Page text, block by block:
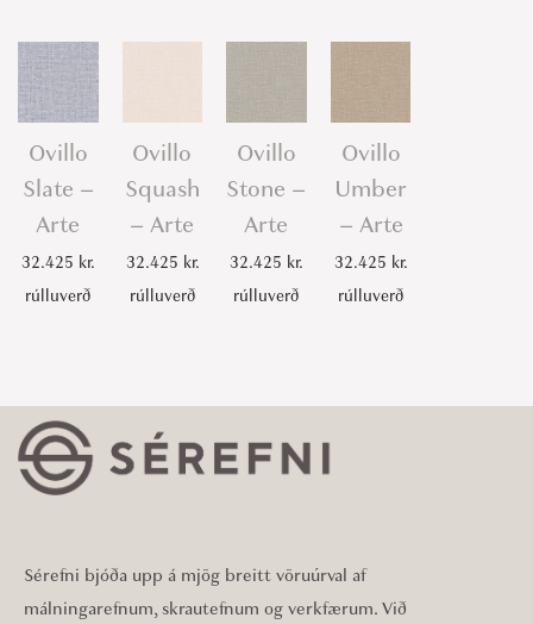
Ovillo
Slate –
Arte
32.425 kr.
rúlluverð
Ovillo
Squash
– Arte
32.425 kr.
rúlluverð
Ovillo
Stone –
Arte
32.425 kr.
rúlluverð
Ovillo
Umber
– Arte
32.425 kr.
rúlluverð
Sérefni bjóða upp á mjög breitt vöruúrval af
málningarefnum, skrautefnum og verkfærum. Við